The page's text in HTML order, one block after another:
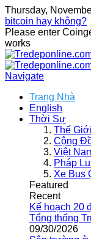
Thursday,
bitcoin hay không?
Please enter
works
Navigate
Trang Nhà
English
Thời Sự
Thế Giới
Cộng
Việt
Pháp
Xe Bus
Featured
Recent
Kế hoạch 20
Tổng thống
09/30/2026